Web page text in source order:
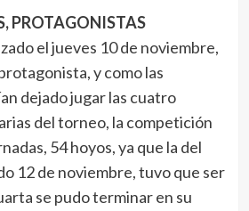
PROTAGONISTAS
el jueves 10 de noviembre,
y como las
dejado jugar las cuatro
del torneo, la competición
54 hoyos, ya que la del
12 de noviembre, tuvo que ser
se pudo terminar en su